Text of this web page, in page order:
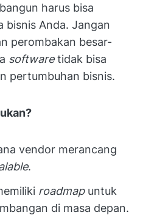
harus bisa
bisnis Anda. Jangan
perombakan besar-
softwaretidak bisa
pertumbuhan bisnis.
vendor merancang
.
roadmapuntuk
di masa depan.